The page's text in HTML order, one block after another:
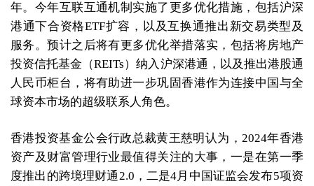
年。今年互联互通机制实施了更多优化措施，包括沪深
港通下合资格ETF扩容，以及互换通推出新交易类型及
服务。预计之后将有更多优化举措落实，包括将房地产
投资信托基金（REITs）纳入沪深港通，以及推出港股通
人民币柜台，将有助进一步巩固香港作为连接中国与全
球资本市场的超级联系人角色。
香港投资基金公会行政总裁黄王慈明认为，2024年香港
资产及财富管理行业最值得关注的大事，一是在第一季
度推出的跨境理财通2.0，二是4月中国证监会发布5项资